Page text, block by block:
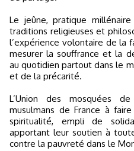
Le jeûne, pratique
traditions religieuses et
l’expérience volontaire de la
mesurer la souffrance et la
au quotidien partout dans le
et de la précarité.
L’Union des mosquées
musulmans de France à
spiritualité, empli de
apportant leur soutien à
contre la pauvreté dans le